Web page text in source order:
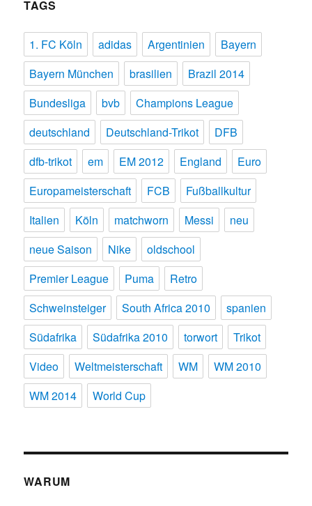
TAGS
1. FC Köln adidas Argentinien
Bayern
Bayern München
brasilien
Brazil 2014
Bundesliga
bvb
Champions League
deutschland
Deutschland-Trikot
DFB
dfb-trikot
em EM 2012 England
Euro
Europameisterschaft
FCB
Fußballkultur
Italien
Köln matchworn Messi
neu
neue Saison
Nike
oldschool
Premier League
Puma
Retro
Schweinsteiger
South Africa 2010
spanien
Südafrika
Südafrika 2010 torwort
Trikot
Video
Weltmeisterschaft WM
WM 2010
WM 2014
World Cup
WARUM